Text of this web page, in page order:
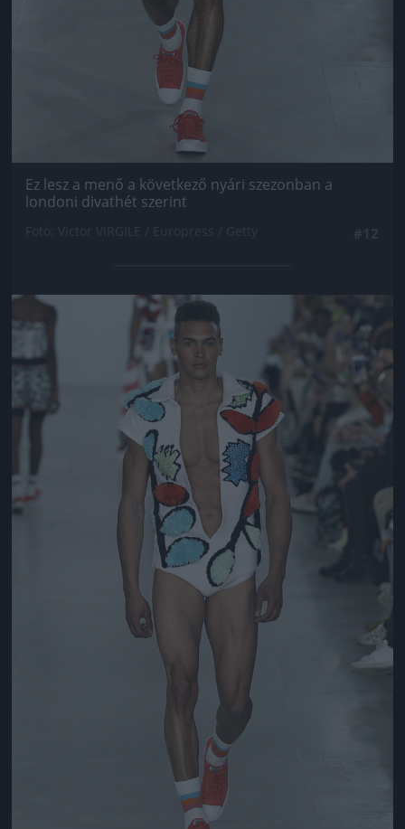
Ez lesz a menő a következő nyári szezonban a
londoni divathét szerint
Jön még kép!